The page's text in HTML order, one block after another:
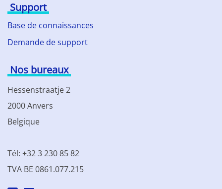
Support
Base de connaissances
Demande de support
Nos bureaux
Hessenstraatje 2
2000 Anvers
Belgique
Tél: +32 3 230 85 82
TVA BE 0861.077.215